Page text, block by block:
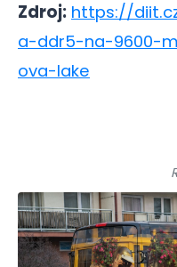
Zdroj: https://
a-ddr5-na-9600-
ova-lake